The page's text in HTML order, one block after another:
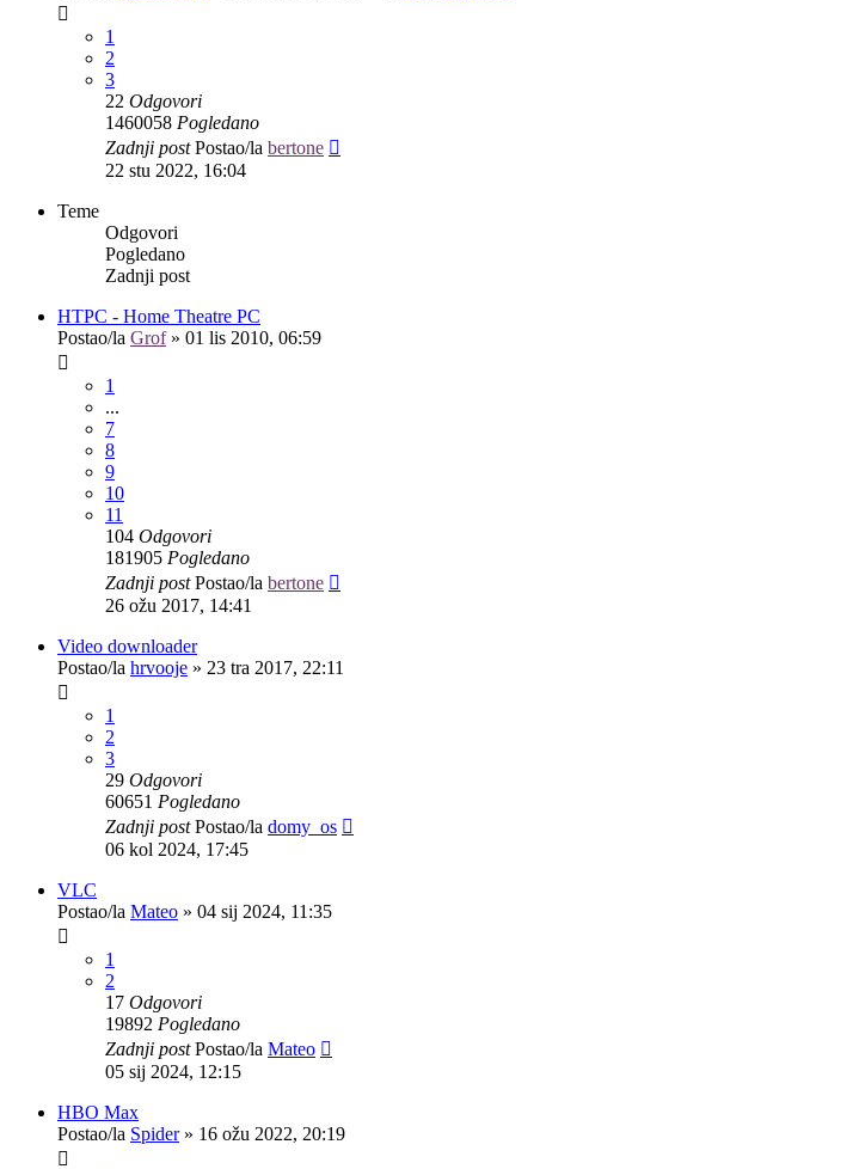
1
2
3
22 Odgovori
1460058 Pogledano
Zadnji postPostao/la bertone
22 stu 2022, 16:04
Teme
Odgovori
Pogledano
Zadnji post
HTPC - Home Theatre PC
Postao/la Grof» 01 lis 2010, 06:59
1
...
7
8
9
10
11
104 Odgovori
181905 Pogledano
Zadnji postPostao/la bertone
26 ožu 2017, 14:41
Video downloader
Postao/la hrvooje » 23 tra 2017, 22:11
1
2
3
29 Odgovori
60651 Pogledano
Zadnji postPostao/la domy_os
06 kol 2024, 17:45
VLC
Postao/la Mateo » 04 sij 2024, 11:35
1
2
17 Odgovori
19892 Pogledano
Zadnji postPostao/la Mateo
05 sij 2024, 12:15
HBO Max
Postao/la Spider» 16 ožu 2022, 20:19